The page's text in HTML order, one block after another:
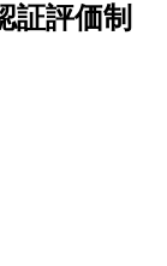
証評価制